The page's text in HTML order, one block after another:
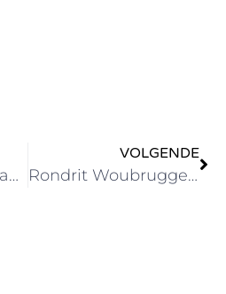
Foto’s opendag brandweer Noordwijk
VOLGENDE
Rondrit Woubrugge zaterdag 18 juni 2022